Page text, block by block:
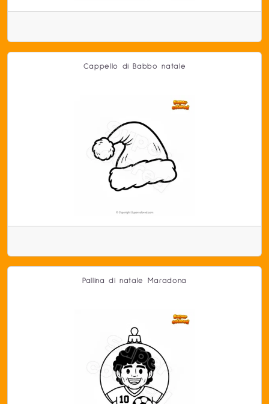
Cappello di Babbo natale
Pallina di natale Maradona